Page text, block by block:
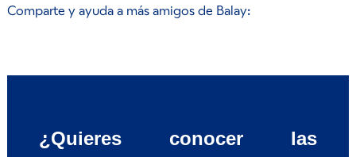
Comparte y ayuda a más amigos de Balay:
¿Quieres conocer las